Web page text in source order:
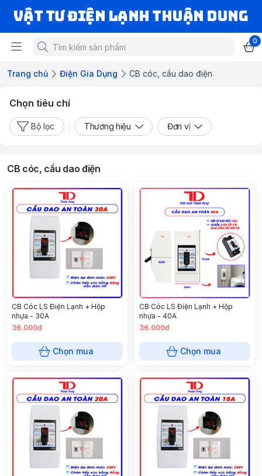
VẬT TƯ ĐIỆN LẠNH THUẬN DUNG
0
Trang chủ Điện Gia Dụng CB cóc, cầu dao điện
Chọn tiêu chí
Bộ lọc Thương hiệu Đơn vị
CB cóc, cầu dao điện
CB Cóc LS Điện Lạnh + Hộp
nhựa - 30A
36.000đ
Chọn mua
CB Cóc LS Điện Lạnh + Hộp
nhựa - 40A
36.000đ
Chọn mua